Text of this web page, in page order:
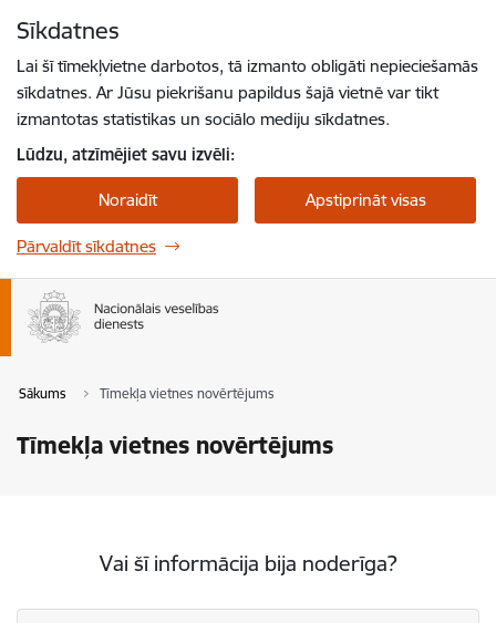
Sīkdatnes
Lai šī tīmekļvietne darbotos, tā izmanto obligāti nepieciešamās
sīkdatnes. Ar Jūsu piekrišanu papildus šajā vietnē var tikt
izmantotas statistikas un sociālo mediju sīkdatnes.
Lūdzu, atzīmējiet savu izvēli:
Noraidīt Apstiprināt visas
Pārvaldīt sīkdatnes
Sākums Tīmekļa vietnes novērtējums
Tīmekļa vietnes novērtējums
Vai šī informācija bija noderīga?